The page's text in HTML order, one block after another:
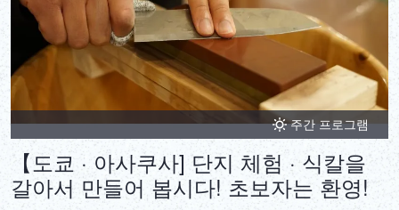
주간 프로그램
【도쿄 · 아사쿠사] 단지 체험 · 식칼을
갈아서 만들어 봅시다! 초보자는 환영!